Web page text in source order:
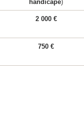
handicapé)
2 000 €
750 €